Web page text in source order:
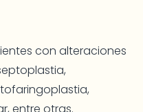
con alteraciones